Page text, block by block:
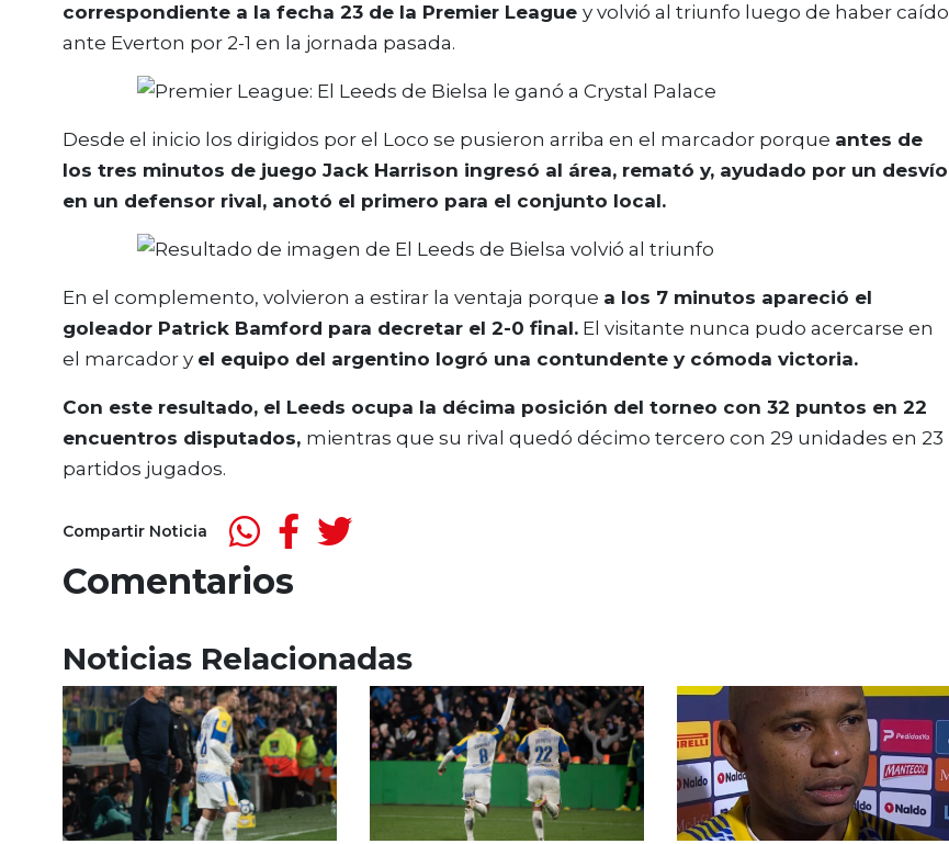
correspondiente a la fecha 23 de la Premier League y volvió al triunfo luego de haber caído
ante Everton por 2-1 en la jornada pasada.
Desde el inicio los dirigidos por el Loco se pusieron arriba en el marcador porque antes de
los tres minutos de juego Jack Harrison ingresó al área, remató y, ayudado por un desvío
en un defensor rival, anotó el primero para el conjunto local.
En el complemento, volvieron a estirar la ventaja porque a los 7 minutos apareció el
goleador Patrick Bamford para decretar el 2-0 final. El visitante nunca pudo acercarse en
el marcador y el equipo del argentino logró una contundente y cómoda victoria.
Con este resultado, el Leeds ocupa la décima posición del torneo con 32 puntos en 22
encuentros disputados, mientras que su rival quedó décimo tercero con 29 unidades en 23
partidos jugados.
Compartir Noticia
Comentarios
Noticias Relacionadas